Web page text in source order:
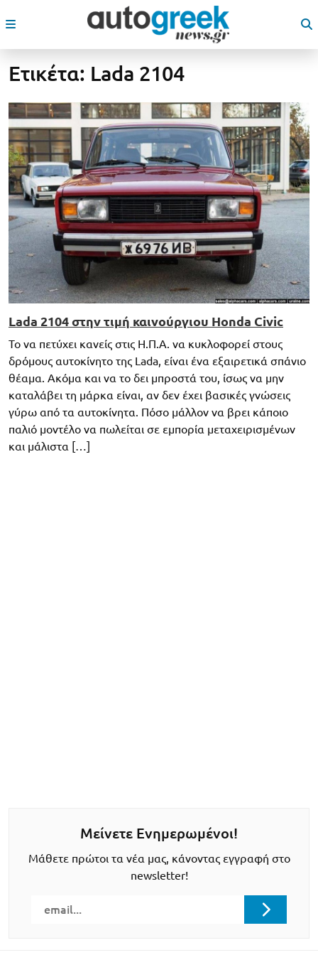
Ετικέτα: Lada 2104
Lada 2104 στην τιμή καινούργιου Honda Civic
Το να πετύχει κανείς στις Η.Π.Α. να κυκλοφορεί στους
δρόμους αυτοκίνητο της Lada, είναι ένα εξαιρετικά σπάνιο
θέαμα. Ακόμα και να το δει μπροστά του, ίσως να μην
καταλάβει τη μάρκα είναι, αν δεν έχει βασικές γνώσεις
γύρω από τα αυτοκίνητα. Πόσο μάλλον να βρει κάποιο
παλιό μοντέλο να πωλείται σε εμπορία μεταχειρισμένων
και μάλιστα […]
Μείνετε Ενημερωμένοι!
Μάθετε πρώτοι τα νέα μας, κάνοντας εγγραφή στο
newsletter!